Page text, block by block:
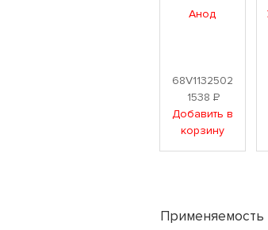
Анод
68V1132502
1538Р
Добавить в
корзину
Применяемость